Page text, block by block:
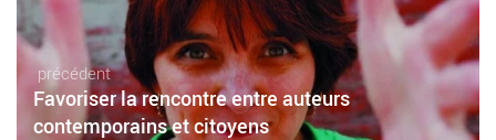
précédent
Favoriser la rencontre entre auteurs
contemporains et citoyens